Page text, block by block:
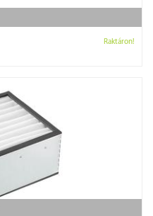
Raktáron!